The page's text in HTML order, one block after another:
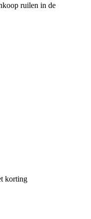
ruilen in de
korting